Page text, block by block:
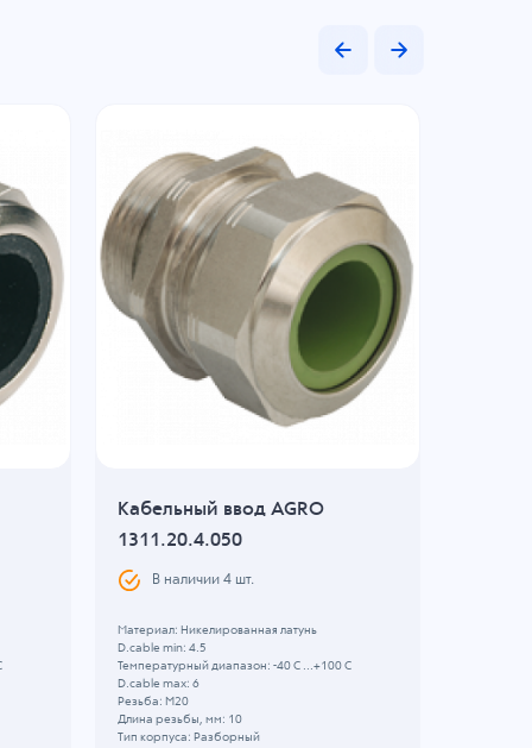
Кабельный ввод AGRO
1311.20.4.050
В наличии 4шт.
Материал: Никелированная латунь
D.cable min: 4.5
Температурный диапазон: -40 C ...+100 C
D.cable max: 6
Резьба: M20
Длина резьбы, мм: 10
Тип корпуса: Разборный